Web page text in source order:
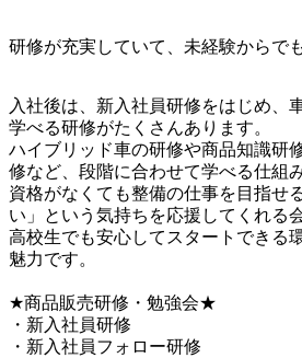
研修が充実していて、未経験からで
入社後は、新入社員研修をはじめ、
学べる研修がたくさんあります。
ハイブリッド車の研修や商品知識研
修など、段階に合わせて学べる仕組
資格がなくても整備の仕事を目指せ
い」という気持ちを応援してくれる
高校生でも安心してスタートできる
魅力です。
★商品販売研修・勉強会★
・新入社員研修
・新入社員フォロー研修